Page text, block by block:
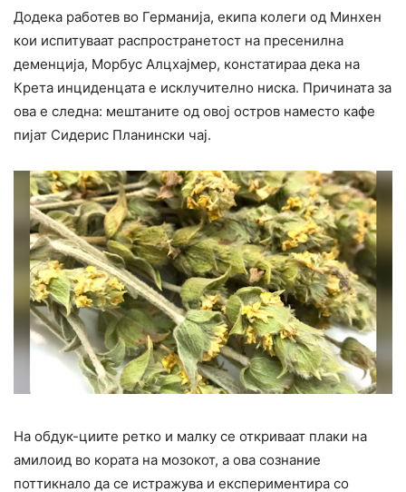
Додека работев во Германија, екипа колеги од Минхен
кои испитуваат распространетост на пресенилна
деменција, Морбус Алцхајмер, констатираа дека на
Крета инциденцата е исклучително ниска. Причината за
ова е следна: мештаните од овој остров наместо кафе
пијат Сидерис Планински чај.
На обдук-циите ретко и малку се откриваат плаки на
амилоид во кората на мозокот, а ова сознание
поттикнало да се истражува и експериментира со